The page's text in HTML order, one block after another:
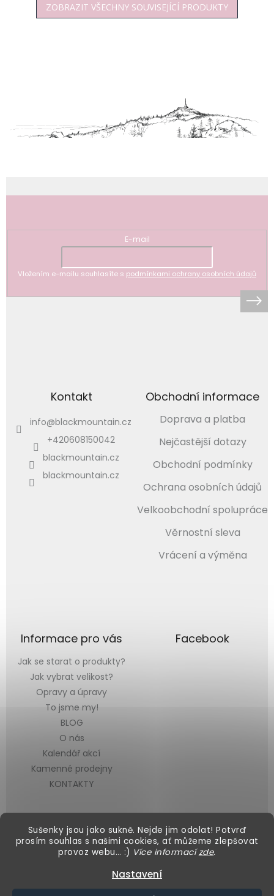
Sušenky jsou jako sukně. Nejde jim odolat! Potvrď
prosím souhlas s našimi cookies, ať můžeme zlepšovat
provoz webu… :) Více informacízde.
Nastavení
ZOBRAZIT VŠECHNY SOUVISEJÍCÍ PRODUKTY
E-mail
Vložením e-mailu souhlasíte s podmínkami ochrany osobních údajů
Kontakt
info@blackmountain.cz
+420608150042
blackmountain.cz
blackmountain.cz
Obchodní informace
Doprava a platba
Nejčastější dotazy
Obchodní podmínky
Ochrana osobních údajů
Velkoobchodní spolupráce
Věrnostní sleva
Vrácení a výměna
Informace pro vás
Jak se starat o produkty?
Jak vybrat velikost?
Opravy a úpravy
To jsme my!
BLOG
O nás
Kalendář akcí
Kamenné prodejny
KONTAKTY
Facebook
Vytvořil Shoptet &
Copyright 2026Black Mountain. Všechna práva vyhrazena.